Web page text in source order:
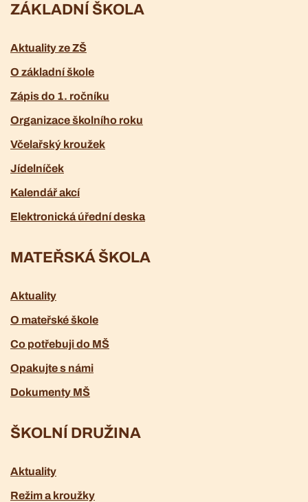
ZÁKLADNÍ ŠKOLA
Aktuality ze ZŠ
O základní škole
Zápis do 1. ročníku
Organizace školního roku
Včelařský kroužek
Jídelníček
Kalendář akcí
Elektronická úřední deska
MATEŘSKÁ ŠKOLA
Aktuality
O mateřské škole
Co potřebuji do MŠ
Opakujte s námi
Dokumenty MŠ
ŠKOLNÍ DRUŽINA
Aktuality
Režim a kroužky